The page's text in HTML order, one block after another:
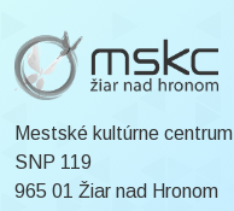
Mestské kultúrne centrum
SNP 119
965 01 Žiar nad Hronom